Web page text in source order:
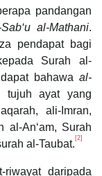
pandangan
al-Mathani.
pendapat bagi
Surah al-
bahawa al-
ayat yang
ali-Imran,
al-An‘am, Surah
al-Taubat. [2]
daripada